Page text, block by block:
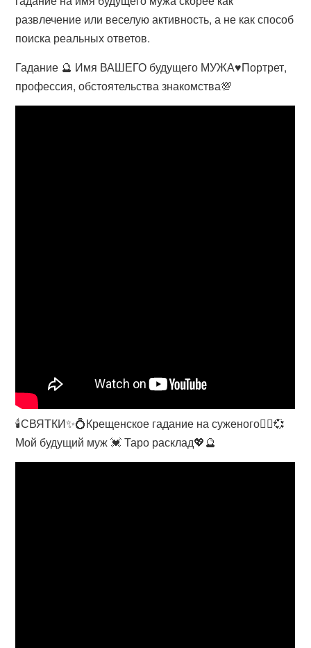
развлечение или веселую активность, а не как способ
поиска реальных ответов.
Гадание 🔮 Имя ВАШЕГО будущего МУЖА♥️Портрет,
профессия, обстоятельства знакомства💯
🕯️СВЯТКИ✨💍Крещенское гадание на суженого👰‍♀️💞
Мой будущий муж 💓 Таро расклад💖🔮